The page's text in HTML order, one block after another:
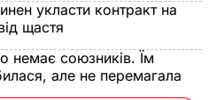
укласти контракт на
щастя
немає союзників. Їм
але не перемагала